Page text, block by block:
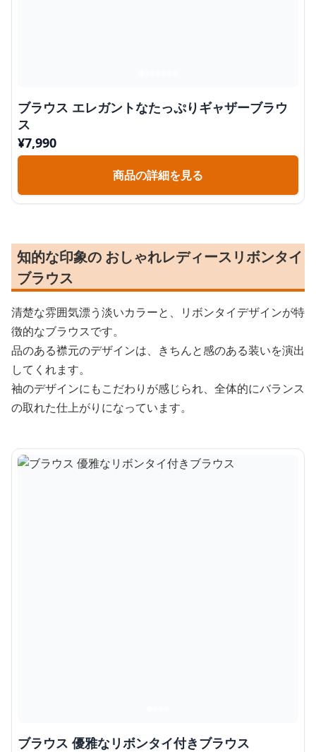
ブラウス エレガントなたっぷりギャザーブラウ
ス
¥7,990
商品の詳細を見る
知的な印象の おしゃれレディースリボンタイ
ブラウス
清楚な雰囲気漂う淡いカラーと、リボンタイデザインが特
徴的なブラウスです。
品のある襟元のデザインは、きちんと感のある装いを演出
してくれます。
袖のデザインにもこだわりが感じられ、全体的にバランス
の取れた仕上がりになっています。
ブラウス 優雅なリボンタイ付きブラウス